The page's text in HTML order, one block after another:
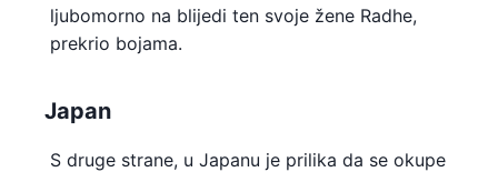
ljubomorno na blijedi ten svoje žene Radhe,
prekrio bojama.
Japan
S druge strane, u Japanu je prilika da se okupe